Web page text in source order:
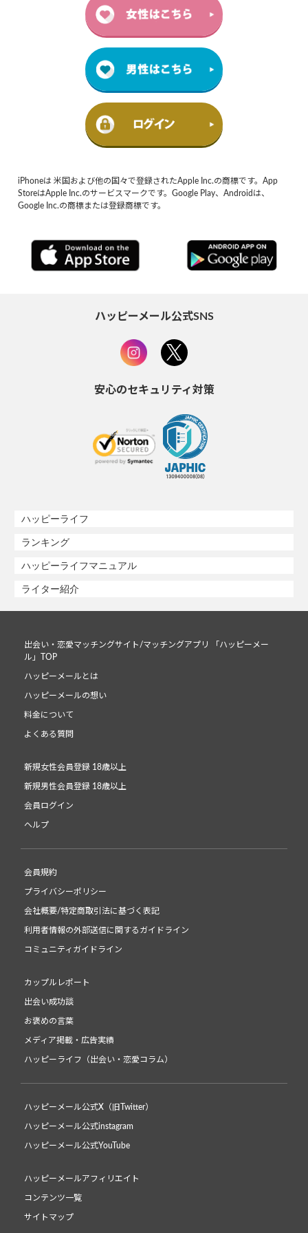
iPhoneは 米国および他の国々で登録されたApple Inc.の商標です。App
StoreはApple Inc.のサービスマークです。Google Play、Androidは、
Google Inc.の商標または登録商標です。
ハッピーメール公式SNS
安心のセキュリティ対策
ハッピーライフ
ランキング
ハッピーライフマニュアル
ライター紹介
出会い・恋愛マッチングサイト/マッチングアプリ 「ハッピーメー
ル」TOP
ハッピーメールとは
ハッピーメールの想い
料金について
よくある質問
新規女性会員登録 18歳以上
新規男性会員登録 18歳以上
会員ログイン
ヘルプ
会員規約
プライバシーポリシー
会社概要/特定商取引法に基づく表記
利用者情報の外部送信に関するガイドライン
コミュニティガイドライン
カップルレポート
出会い成功談
お褒めの言葉
メディア掲載・広告実績
ハッピーライフ（出会い・恋愛コラム）
ハッピーメール公式X（旧Twitter）
ハッピーメール公式instagram
ハッピーメール公式YouTube
ハッピーメールアフィリエイト
コンテンツ一覧
サイトマップ